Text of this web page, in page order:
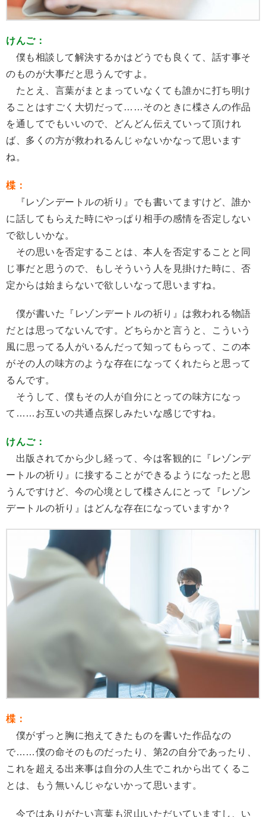
けんご：
僕も相談して解決するかはどうでも良くて、話す事そ
のものが大事だと思うんですよ。
たとえ、言葉がまとまっていなくても誰かに打ち明け
ることはすごく大切だって……そのときに楪さんの作品
を通してでもいいので、どんどん伝えていって頂けれ
ば、多くの方が救われるんじゃないかなって思います
ね。
楪：
『レゾンデートルの祈り』でも書いてますけど、誰か
に話してもらえた時にやっぱり相手の感情を否定しない
で欲しいかな。
その思いを否定することは、本人を否定することと同
じ事だと思うので、もしそういう人を見掛けた時に、否
定からは始まらないで欲しいなって思いますね。
僕が書いた『レゾンデートルの祈り』は救われる物語
だとは思ってないんです。どちらかと言うと、こういう
風に思ってる人がいるんだって知ってもらって、この本
がその人の味方のような存在になってくれたらと思って
るんです。
そうして、僕もその人が自分にとっての味方になっ
て……お互いの共通点探しみたいな感じですね。
けんご：
出版されてから少し経って、今は客観的に『レゾンデ
ートルの祈り』に接することができるようになったと思
うんですけど、今の心境として楪さんにとって『レゾン
デートルの祈り』はどんな存在になっていますか？
楪：
僕がずっと胸に抱えてきたものを書いた作品なの
で……僕の命そのものだったり、第2の自分であったり、
これを超える出来事は自分の人生でこれから出てくるこ
とは、もう無いんじゃないかって思います。
今ではありがたい言葉も沢山いただいていますし、い